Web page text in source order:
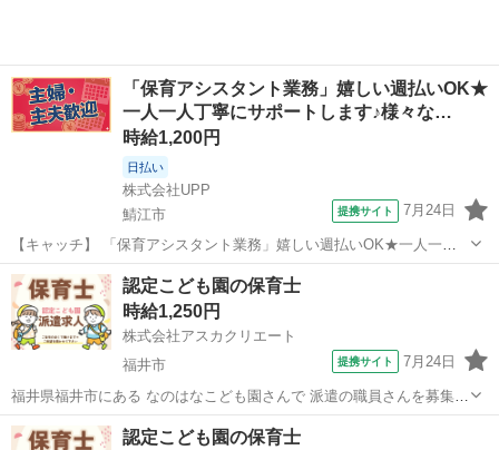
「保育アシスタント業務」嬉しい週払いOK★
一人一人丁寧にサポートします♪様々な…
時給1,200円
日払い
株式会社UPP
鯖江市
提携サイト 7月24日
【キャッチ】 「保育アシスタント業務」嬉しい週払いOK★一人一人
丁寧にサポートします♪様々な年代のスタッフさんが活躍中！充実の福
利厚生が自慢です★ 【コメント】 未経験さん・ブランクさん多数活躍
中◎ 豊富なお仕事の中からぴ...
福井 鯖江市 保育士
認定こども園の保育士
時給1,250円
株式会社アスカクリエート
福井市
提携サイト 7月24日
福井県福井市にある なのはなこども園さんで 派遣の職員さんを募集中
♪ 【園の環境と体制】 定員：140名(1号：15名／2・3号：125名) 開園
時間：7:00～19:00 職員配置：国の基準に準じた安心の体制を整えてい
福井 福井市 保育士
認定こども園の保育士